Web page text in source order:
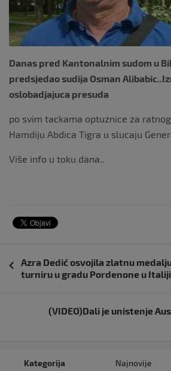
Danas pred Kantonalnim sudom u
predsjedao sudija Osman
oslobadjajuca presuda
po svim tackama optuznice za
Hamdiju Abdica Tigra u slucaju
Više info u toku dana..
objava
Azra Dedić osvojila zlatnu
turniru u gradu Pordenone u Italiji
(VIDEO)Dali je unistenje
Kategorija Najnovije